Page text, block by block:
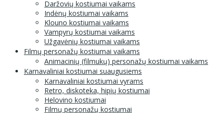
Daržovių kostiumai vaikams
Indėnų kostiumai vaikams
Klouno kostiumai vaikams
Vampyrų kostiumai vaikams
Užgavėnių kostiumai vaikams
Filmų personažų kostiumai vaikams
Animacinių (filmukų) personažų kostiumai vaikams
Karnavaliniai kostiumai suaugusiems
Karnavaliniai kostiumai vyrams
Retro, diskoteka, hipių kostiumai
Helovino kostiumai
Filmų personažų kostiumai